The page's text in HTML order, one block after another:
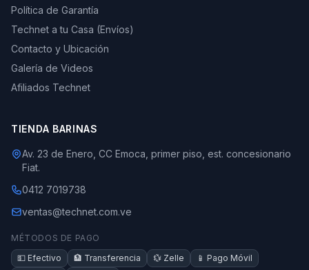
Política de Garantía
Technet a tu Casa (Envíos)
Contacto y Ubicación
Galería de Videos
Afiliados Technet
TIENDA BARINAS
Av. 23 de Enero, CC Emoca, primer piso, est. concesionario
Fiat.
0412 7019738
ventas@technet.com.ve
MÉTODOS DE PAGO
💵 Efectivo
🏦 Transferencia 💱 Zelle
📱 Pago Móvil